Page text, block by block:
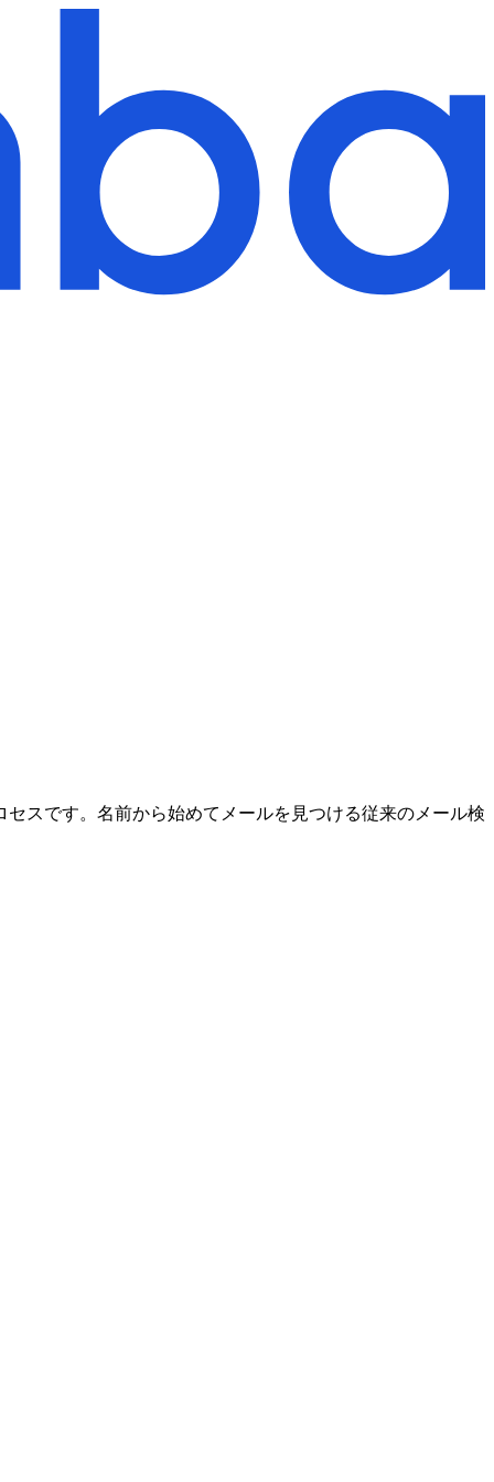
スです。名前から始めてメールを見つける従来のメール検